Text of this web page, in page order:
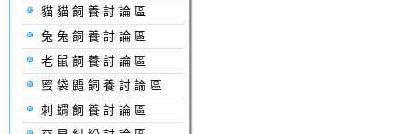
貓貓飼養討論區
兔兔飼養討論區
老鼠飼養討論區
蜜袋鼯飼養討論區
刺蝟飼養討論區